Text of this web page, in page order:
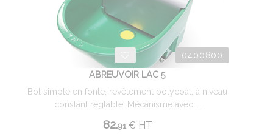
0400800
ABREUVOIR LAC 5
Bol simple en fonte, revêtement polycoat, à niveau
constant réglable. Mécanisme avec ...
82.91 €HT